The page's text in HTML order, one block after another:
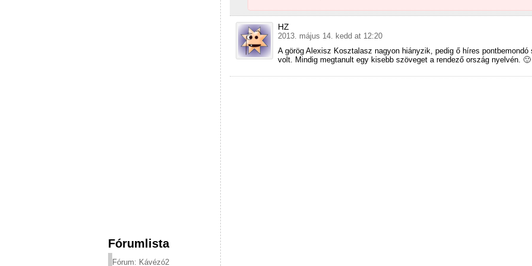
Fórumlista
Fórum: Kávézó2
HZ
2013. május 14. kedd at 12:20
A görög Alexisz Kosztalasz nagyon hiányzik, pedig ő híres pontbemondó
volt. Mindig megtanult egy kisebb szöveget a rendező ország nyelvén. 🙂